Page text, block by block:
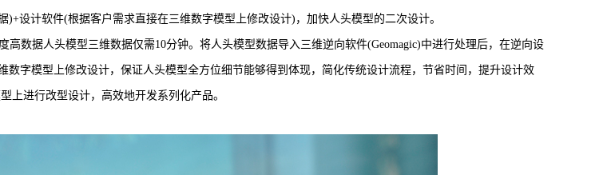
)+设计软件(根据客户需求直接在三维数字模型上修改设计)，加快人头模型的二次设计。
据人头模型三维数据仅需10分钟。将人头模型数据导入三维逆向软件(Geomagic)中进行处理后，在逆向设
数字模型上修改设计，保证人头模型全方位细节能够得到体现，简化传统设计流程，节省时间，提升设计效
上进行改型设计，高效地开发系列化产品。